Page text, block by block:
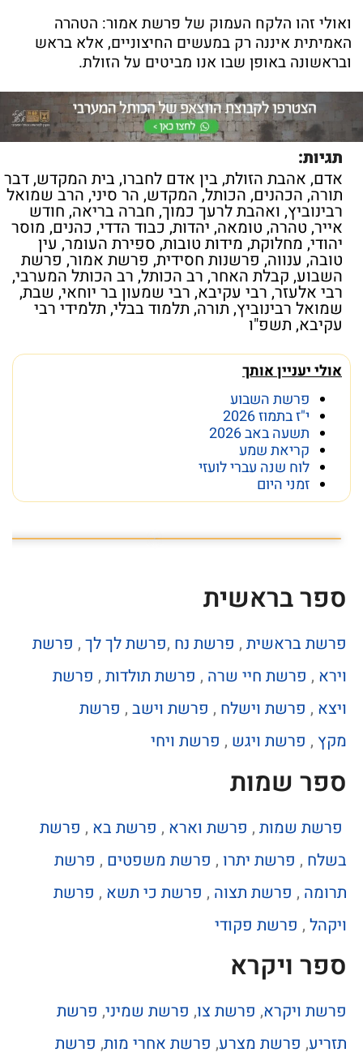
ואולי זהו הלקח העמוק של פרשת אמור: הטהרה
האמיתית איננה רק במעשים החיצוניים, אלא בראש
ובראשונה באופן שבו אנו מביטים על הזולת.
תגיות:
אדם, אהבת הזולת, בין אדם לחברו, בית המקדש,דבר
תורה, הכהנים, הכותל,המקדש, הר סיני, הרב שמואל
רבינוביץ, ואהבת לרעך כמוך, חברה בריאה, חודש
אייר, טהרה, טומאה, יהדות,כבוד הדדי, כהנים, מוסר
יהודי, מחלוקת, מידות טובות, ספירת העומר, עין
טובה, ענווה,פרשנות חסידית, פרשת אמור, פרשת
השבוע, קבלת האחר, רב הכותל, רב הכותל המערבי,
רבי אלעזר, רבי עקיבא, רבי שמעון בר יוחאי, שבת,
שמואל רבינוביץ, תורה, תלמוד בבלי, תלמידי רבי
עקיבא, תשפ"ו
אולי יעניין אותך
פרשת השבוע
י"ז בתמוז 2026
תשעה באב 2026
קריאת שמע
לוח שנה עברי לועזי
זמני היום
ספר בראשית
פרשת בראשית , פרשת נח ,פרשת לך לך , פרשת
וירא , פרשת חיי שרה , פרשת תולדות , פרשת
ויצא , פרשת וישלח , פרשת וישב , פרשת
מקץ , פרשת ויגש , פרשת ויחי
ספר שמות
פרשת שמות , פרשת וארא , פרשת בא , פרשת
בשלח , פרשת יתרו , פרשת משפטים , פרשת
תרומה , פרשת תצוה , פרשת כי תשא , פרשת
ויקהל , פרשת פקודי
ספר ויקרא
פרשת ויקרא, פרשת צו, פרשת שמיני, פרשת
תזריע, פרשת מצרע, פרשת אחרי מות, פרשת